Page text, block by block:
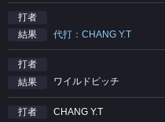
打者
結果
代打：CHANG Y.T
打者
結果
ワイルドピッチ
打者
CHANG Y.T